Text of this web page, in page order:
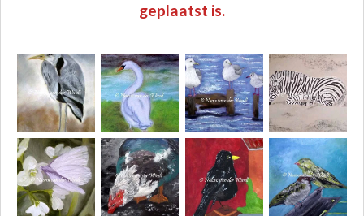
geplaatst is.